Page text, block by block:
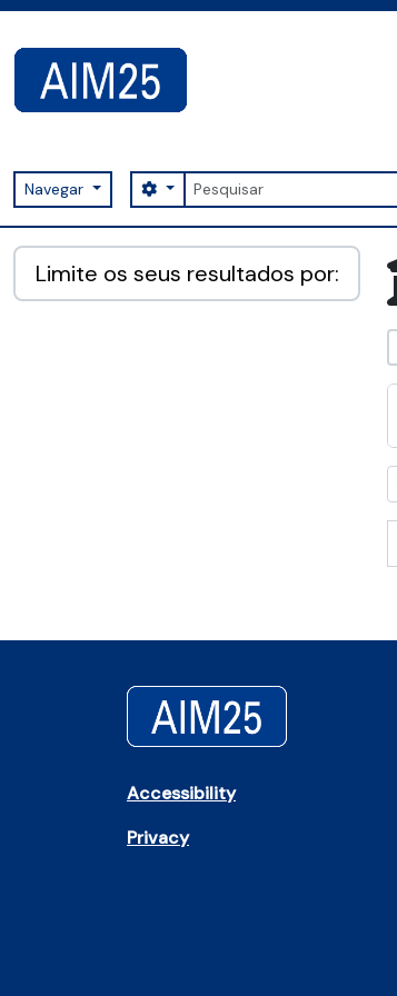
Navegar Pesquisar
Search options
AIM25 - AtoM 2.8.2
Limite os seus resultados por:
Accessibility
Privacy